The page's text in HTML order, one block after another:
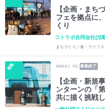
【企画・まち
フェを拠点に
くり
コトラボ合同会社(活
まちづくり／食・ライフ
福島 2025.6.1 731 募集終了
【企画・新規
ンターンの「
共に描く挑戦